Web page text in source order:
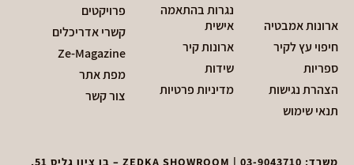
ארונות אמבטיה
נגרות בהתאמה
אישית
חיפוי עץ לקיר
ארונות קיר
ספריות
שידות
הצהרת נגישות
מדיניות פרטיות
תנאי שימוש
פרויקטים
קשרי אדריכלים
Ze-Magazine
מפת אתר
צור קשר
משרד: 03-9043710
| ZEDKA SHOWROOM – בן ציון גליס 51,